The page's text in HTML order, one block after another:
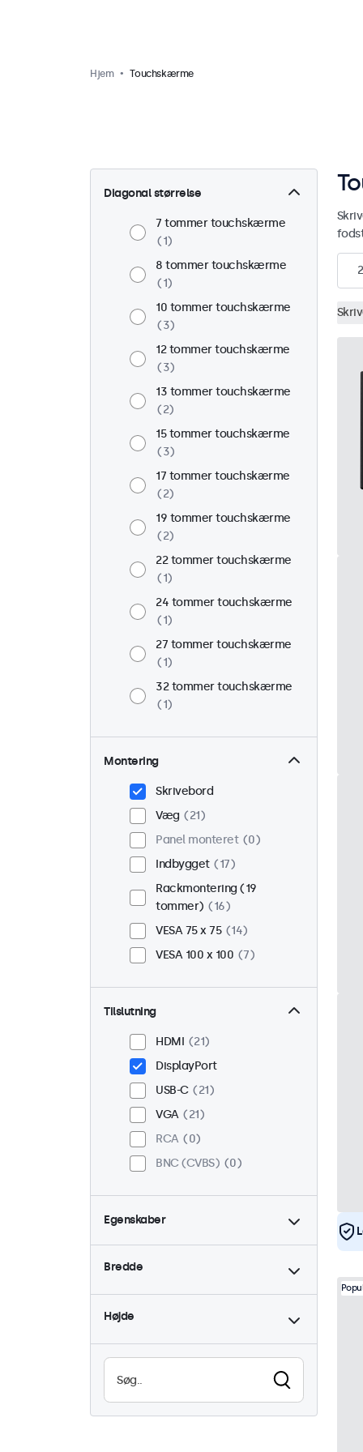
Hjem Touchskærme
Diagonal størrelse
7 tommer touchskærme
1
8 tommer touchskærme
1
10 tommer touchskærme
3
12 tommer touchskærme
3
13 tommer touchskærme
2
15 tommer touchskærme
3
17 tommer touchskærme
2
19 tommer touchskærme
2
22 tommer touchskærme
1
24 tommer touchskærme
1
27 tommer touchskærme
1
32 tommer touchskærme
1
Montering
Skrivebord
Væg
21
Panel monteret
0
Indbygget
17
Rackmontering (19
tommer)
16
VESA 75 x 75
14
VESA 100 x 100
7
Tilslutning
HDMI
21
DisplayPort
USB-C
21
VGA
21
RCA
0
BNC (CVBS)
0
Egenskaber
4:3 / 5:4
6
Dæmpbar
21
Læsbar i sollys
0
24/7 brug
21
Bredde
Højde